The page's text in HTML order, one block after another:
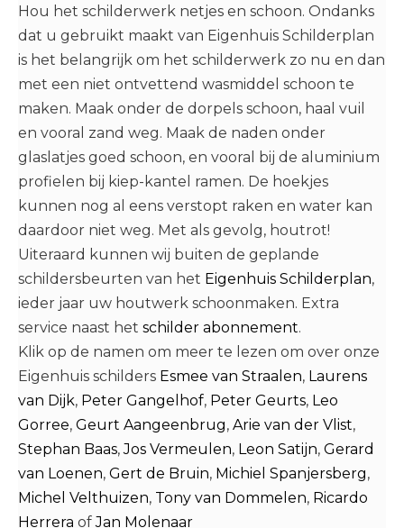
Hou het schilderwerk netjes en schoon. Ondanks
dat u gebruikt maakt van Eigenhuis Schilderplan
is het belangrijk om het schilderwerk zo nu en dan
met een niet ontvettend wasmiddel schoon te
maken. Maak onder de dorpels schoon, haal vuil
en vooral zand weg. Maak de naden onder
glaslatjes goed schoon, en vooral bij de aluminium
profielen bij kiep-kantel ramen. De hoekjes
kunnen nog al eens verstopt raken en water kan
daardoor niet weg. Met als gevolg, houtrot!
Uiteraard kunnen wij buiten de geplande
schildersbeurten van het Eigenhuis Schilderplan,
ieder jaar uw houtwerk schoonmaken. Extra
service naast het schilder abonnement.
Klik op de namen om meer te lezen om over onze
Eigenhuis schilders Esmee van Straalen, Laurens
van Dijk, Peter Gangelhof, Peter Geurts, Leo
Gorree, Geurt Aangeenbrug, Arie van der Vlist,
Stephan Baas,Jos Vermeulen, Leon Satijn, Gerard
van Loenen, Gert de Bruin, Michiel Spanjersberg,
Michel Velthuizen, Tony van Dommelen, Ricardo
Herrera ofJan Molenaar